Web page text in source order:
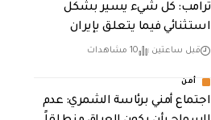
ترامب: كل شيء يسير بشكل
استثنائي فيما يتعلق بإيران
قبل ساعتين 10 مشاهدات
أمن
اجتماع أمني برئاسة الشمري: عدم